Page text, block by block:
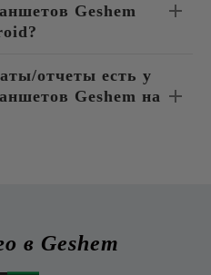
Geshem
отчеты есть у
Geshem на
в Geshem